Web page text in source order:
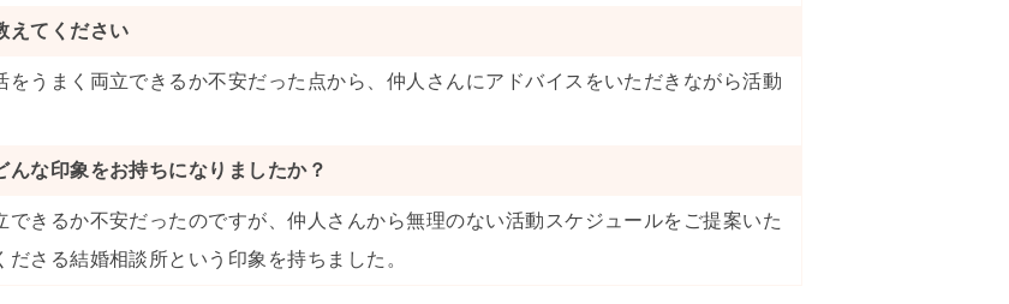
えてください
うまく両立できるか不安だった点から、仲人さんにアドバイスをいただきながら活動
な印象をお持ちになりましたか？
きるか不安だったのですが、仲人さんから無理のない活動スケジュールをご提案いた
さる結婚相談所という印象を持ちました。